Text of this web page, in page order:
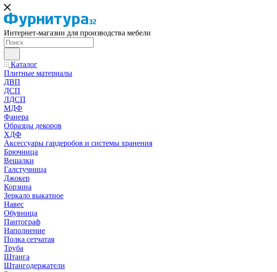
Интернет-магазин для производства мебели
Каталог
Плитные материалы
ДВП
ДСП
ЛДСП
МДФ
Фанера
Образцы декоров
ХДФ
Аксессуары гардеробов и системы хранения
Брючница
Вешалки
Галстучница
Джокер
Корзина
Зеркало выкатное
Навес
Обувница
Пантограф
Наполнение
Полка сетчатая
Труба
Штанга
Штангодержатели